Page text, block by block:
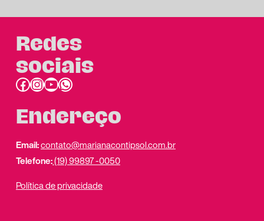
Redes
sociais
Facebook InstagramYoutube link do whatsapp
Endereço
Email:contato@marianacontipsol.com.br
Telefone:(19) 99897 -0050
Política de privacidade